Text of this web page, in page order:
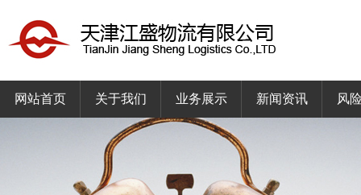
网站首页 关于我们 业务展示 新闻资讯 风